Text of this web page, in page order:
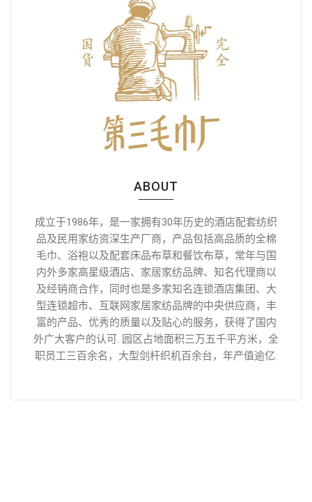
ABOUT
成立于1986年，是一家拥有30年历史的酒店配套纺织
品及民用家纺资深生产厂商，产品包括高品质的全棉
毛巾、浴袍以及配套床品布草和餐饮布草，常年与国
内外多家高星级酒店、家居家纺品牌、知名代理商以
及经销商合作，同时也是多家知名连锁酒店集团、大
型连锁超市、互联网家居家纺品牌的中央供应商，丰
富的产品、优秀的质量以及贴心的服务，获得了国内
外广大客户的认可. 园区占地面积三万五千平方米，全
职员工三百余名，大型剑杆织机百余台，年产值逾亿.